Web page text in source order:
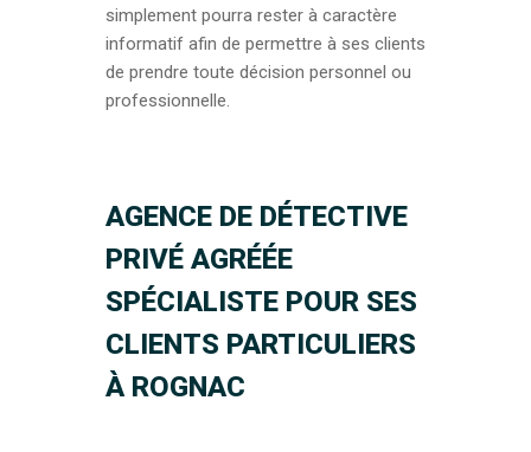
simplement pourra rester à caractère
informatif afin de permettre à ses clients
de prendre toute décision personnel ou
professionnelle.
AGENCE DE DÉTECTIVE
PRIVÉ AGRÉÉE
SPÉCIALISTE POUR SES
CLIENTS PARTICULIERS
À ROGNAC